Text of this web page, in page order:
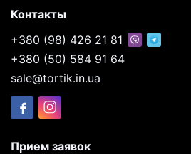
Контакты
+380 (98) 426 21 81
+380 (50) 584 91 64
sale@tortik.in.ua
Прием заявок